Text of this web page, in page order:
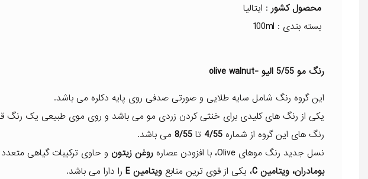
محصول کشور : ایتالیا
بسته بندی : 100ml
رنگ مو 5/55 الیو -olive walnut
این گروه رنگ شامل سایه طلایی و صورتی صدفی روی پایه دکلره می باشد.
یکی از رنگ های کلیدی برای خنثی کردن زردی مو می باشد و روی موی طبیعی یک رنگ
رنگ های این گروه از شماره 4/55 تا 8/55 می باشد.
نسل جدید رنگ موهای Olive، با افزودن عصاره
روغن زیتون و حاوی ترکیبات گیاهی متعدد
بومادران، ویتامین C، یکی از قوی ترین منابع ویتامین E
را دارا می باشد.